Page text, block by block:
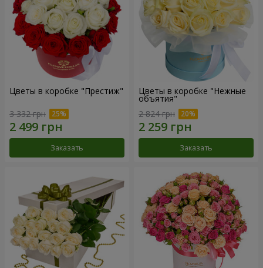
Цветы в коробке "Престиж"
3 332 грн
Заказать
Цветы в коробке "Нежные
объятия"
2 824 грн
Заказать